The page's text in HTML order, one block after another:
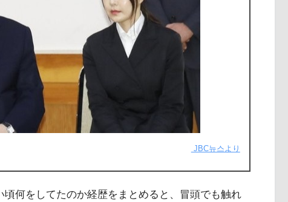
JBC뉴스より
何をしてたのか経歴をまとめると、冒頭でも触れ